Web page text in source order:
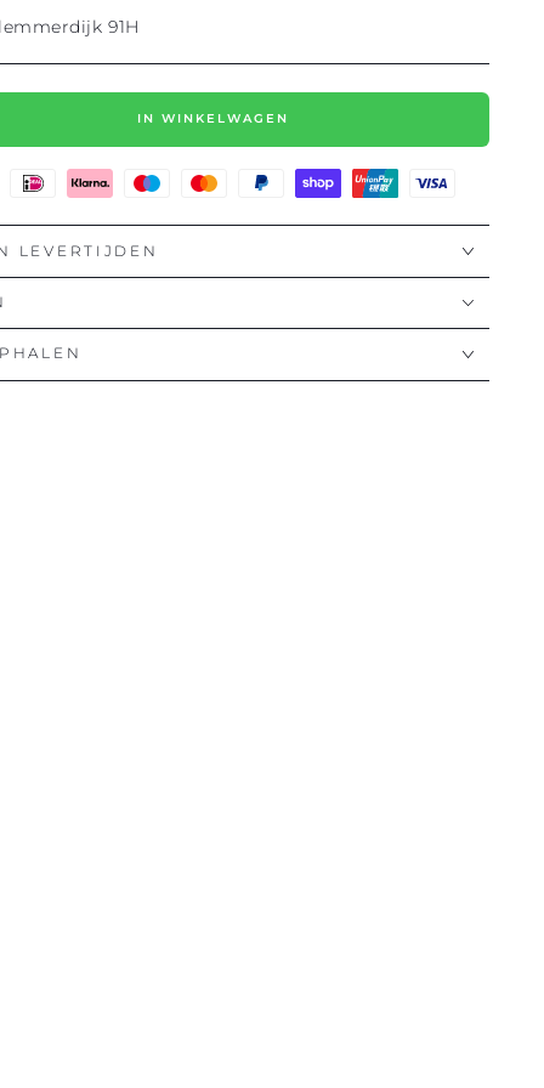
91H
IN WINKELWAGEN
LEVERTIJDEN